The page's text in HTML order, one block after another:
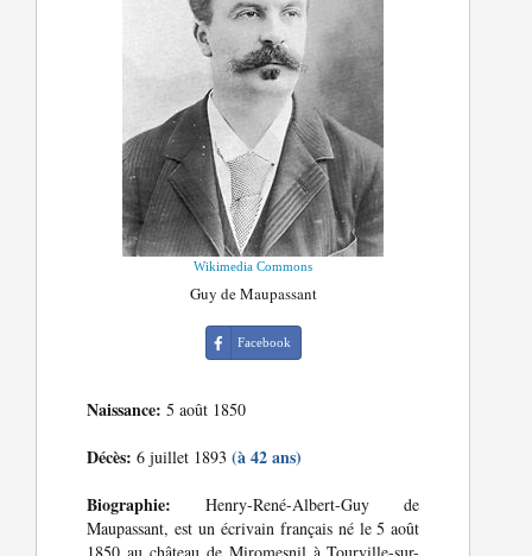
Wikimedia Commons
Guy de Maupassant
Facebook
Naissance: 5 août 1850
Décès: 6 juillet 1893(à 42 ans)
Biographie: Henry-René-Albert-Guy de
Maupassant, est un écrivain français né le 5 août